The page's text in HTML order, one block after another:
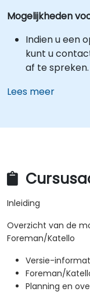
Mogelijkheden
Indien u een
kunt u
af te spreken.
Lees meer
Inleiding
Overzicht van de
Foreman/Katello
Versie-
Foreman/
Planning en